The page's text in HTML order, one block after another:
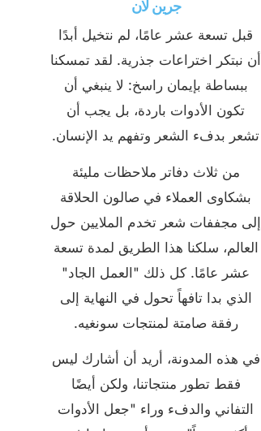
جرين لان
قبل تسعة عشر عامًا، لم نتخيل أبدًا
أن نبتكر اختراعات جذرية. لقد تمسكنا
ببساطة بإيمان راسخ: لا ينبغي أن
تكون الأدوات باردة، بل يجب أن
تشعر بدفء الشعر وتفهم يد الإنسان.
من ثلاث دفاتر ملاحظات مليئة
بشكاوى العملاء في صالون الحلاقة
إلى مجففات شعر تخدم الملايين حول
العالم، سلكنا هذا الطريق لمدة تسعة
عشر عامًا. كل ذلك "العمل الجاد"
الذي بدا تافهاً تحول في النهاية إلى
رفقة صامتة لمنتجات سونغيه.
في هذه المدونة، أريد أن أشارك ليس
فقط تطور منتجاتنا، ولكن أيضًا
التفاني والدفء وراء "جعل الأدوات